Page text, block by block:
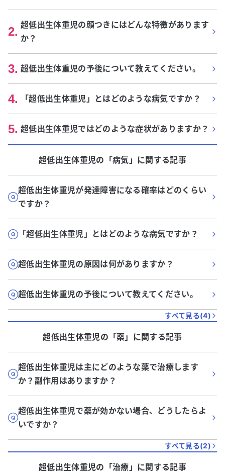
2. 超低出生体重児の顔つきにはどんな特徴があります
か？
3. 超低出生体重児の予後について教えてください。
4. 「超低出生体重児」とはどのような病気ですか？
5. 超低出生体重児ではどのような症状がありますか？
超低出生体重児の「病気 」に関する記事
超低出生体重児が発達障害になる確率はどのくらい
ですか？
「超低出生体重児」とはどのような病気ですか？
超低出生体重児の原因は何がありますか？
超低出生体重児の予後について教えてください。
すべて見る(4)
超低出生体重児の「薬」に関する記事
超低出生体重児は主にどのような薬で治療します
か？副作用はありますか？
超低出生体重児で薬が効かない場合、どうしたらよ
いですか？
すべて見る(2)
超低出生体重児の「治療 」に関する記事